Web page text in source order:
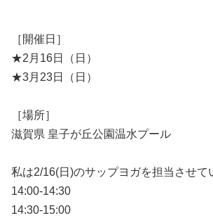
［開催日］
★2月16日（日）
★3月23日（日）
［場所］
滋賀県 皇子が丘公園温水プール
私は2/16(日)のサップヨガを担当させて
14:00-14:30
14:30-15:00